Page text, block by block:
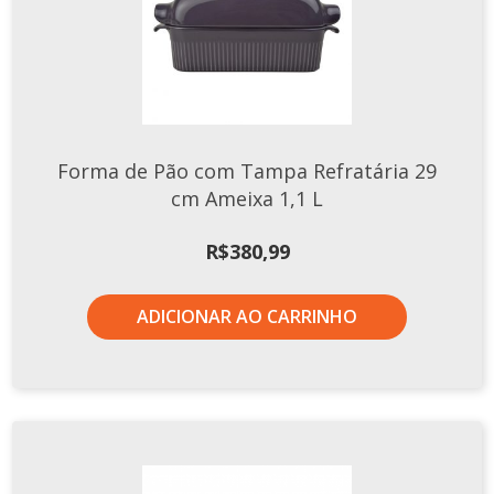
Forma de Pão com Tampa Refratária 29
cm Ameixa 1,1 L
R$380,99
ADICIONAR AO CARRINHO